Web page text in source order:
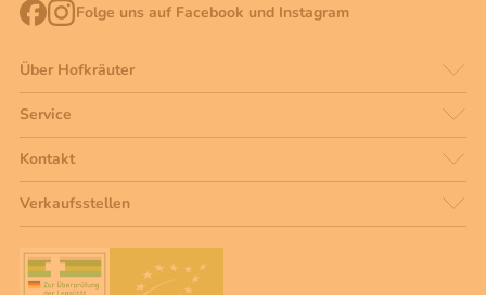
Folge uns auf Facebook und Instagram
Über Hofkräuter
Service
Kontakt
Verkaufsstellen